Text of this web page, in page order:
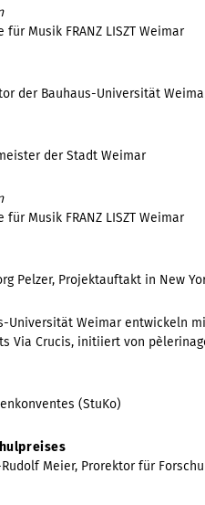
Musik FRANZ LISZT Weimar
der Bauhaus-Universität
der Stadt Weimar
Musik FRANZ LISZT Weimar
Pelzer, Projektauftakt in New
Universität Weimar entwickeln
Via Crucis, initiiert von
(StuKo)
Meier, Prorektor für